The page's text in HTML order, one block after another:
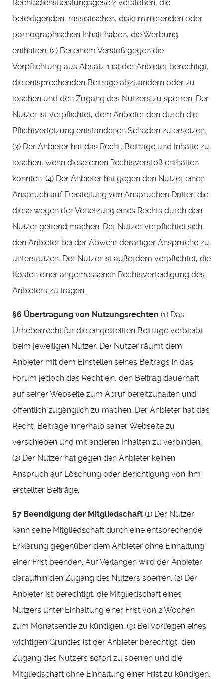
Rechtsdienstleistungsgesetz verstoßen, die
beleidigenden, rassistischen, diskriminierenden oder
pornographischen Inhalt haben, die Werbung
enthalten. (2) Bei einem Verstoß gegen die
Verpflichtung aus Absatz 1 ist der Anbieter berechtigt,
die entsprechenden Beiträge abzuändern oder zu
löschen und den Zugang des Nutzers zu sperren. Der
Nutzer ist verpflichtet, dem Anbieter den durch die
Pflichtverletzung entstandenen Schaden zu ersetzen.
(3) Der Anbieter hat das Recht, Beiträge und Inhalte zu
löschen, wenn diese einen Rechtsverstoß enthalten
könnten. (4) Der Anbieter hat gegen den Nutzer einen
Anspruch auf Freistellung von Ansprüchen Dritter, die
diese wegen der Verletzung eines Rechts durch den
Nutzer geltend machen. Der Nutzer verpflichtet sich,
den Anbieter bei der Abwehr derartiger Ansprüche zu
unterstützen. Der Nutzer ist außerdem verpflichtet, die
Kosten einer angemessenen Rechtsverteidigung des
Anbieters zu tragen.
§6 Übertragung von Nutzungsrechten (1) Das
Urheberrecht für die eingestellten Beiträge verbleibt
beim jeweiligen Nutzer. Der Nutzer räumt dem
Anbieter mit dem Einstellen seines Beitrags in das
Forum jedoch das Recht ein, den Beitrag dauerhaft
auf seiner Webseite zum Abruf bereitzuhalten und
öffentlich zugänglich zu machen. Der Anbieter hat das
Recht, Beiträge innerhalb seiner Webseite zu
verschieben und mit anderen Inhalten zu verbinden.
(2) Der Nutzer hat gegen den Anbieter keinen
Anspruch auf Löschung oder Berichtigung von ihm
erstellter Beiträge.
§7 Beendigung der Mitgliedschaft (1) Der Nutzer
kann seine Mitgliedschaft durch eine entsprechende
Erklärung gegenüber dem Anbieter ohne Einhaltung
einer Frist beenden. Auf Verlangen wird der Anbieter
daraufhin den Zugang des Nutzers sperren. (2) Der
Anbieter ist berechtigt, die Mitgliedschaft eines
Nutzers unter Einhaltung einer Frist von 2 Wochen
zum Monatsende zu kündigen. (3) Bei Vorliegen eines
wichtigen Grundes ist der Anbieter berechtigt, den
Zugang des Nutzers sofort zu sperren und die
Mitgliedschaft ohne Einhaltung einer Frist zu kündigen.